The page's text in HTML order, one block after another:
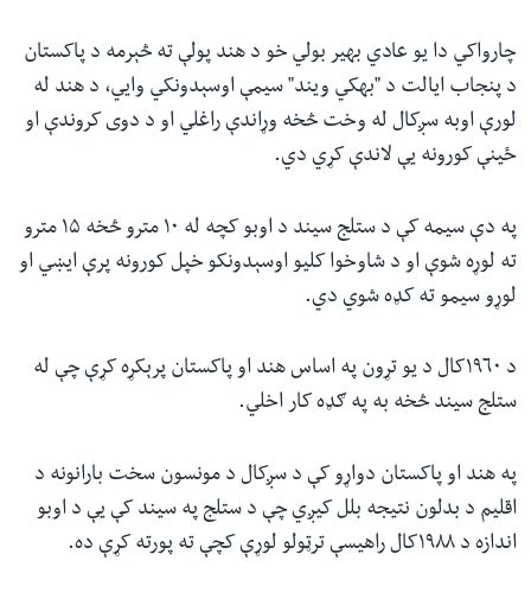
چارواکي دا یو عادي بهیر بولي خو د هند پولې ته څېرمه د پاکستان
د پنجاب ایالت د "بهکي ویند" سیمې اوسېدونکي وايي، د هند له
لورې اوبه سږکال له وخت څخه وړاندې راغلي او د دوی کروندې او
ځینې کورونه یې لاندې کړي دي.
په دې سیمه کې د ستلج سیند د اوبو کچه له ۱۰ مترو څخه ۱۵ مترو
ته لوړه شوې او د شاوخوا کلیو اوسېدونکو خپل کورونه پرې ایښي او
لوړو سیمو ته کډه شوي دي.
د ١٩٦٠کال د یو تړون په اساس هند او پاکستان پرېکړه کړې چې له
ستلج سیند څخه به په ګډه کار اخلي.
په هند او پاکستان دواړو کې د سږکال د مونسون سخت بارانونه د
اقلیم د بدلون نتیجه بلل کیږي چې د ستلج په سیند کې یې د اوبو
اندازه د ١٩٨٨کال راهیسې ترټولو لوړې کچې ته پورته کړې ده.